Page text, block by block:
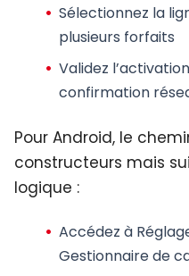
Sélectionnez la
plusieurs forfaits
Validez
confirmation
Pour Android, le
constructeurs mais
logique :
Accédez à
Gestionnaire de